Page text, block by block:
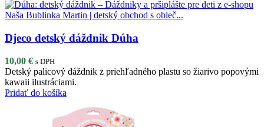
Djeco detský dáždnik Dúha
10,00 € s DPH
Detský palicový dáždnik z priehľadného plastu so žiarivo popovými
kawaii ilustráciami.
Pridať do košíka